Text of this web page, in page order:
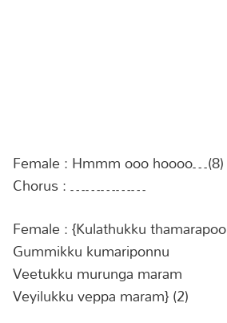
Female : Hmmm ooo hoooo…(8)
Chorus : ……………
Female : {Kulathukku thamarapoo
Gummikku kumariponnu
Veetukku murunga maram
Veyilukku veppa maram} (2)